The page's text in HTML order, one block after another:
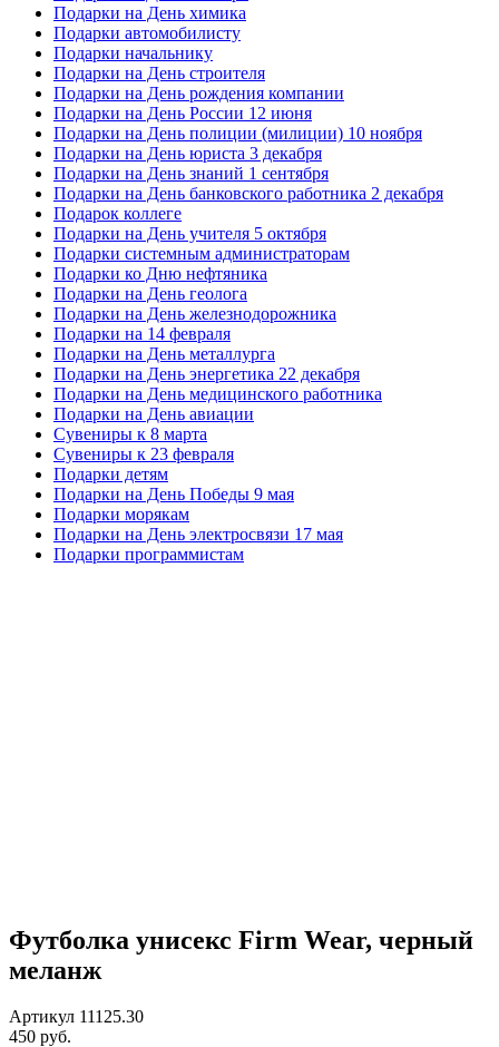
Подарки на День химика
Подарки автомобилисту
Подарки начальнику
Подарки на День строителя
Подарки на День рождения компании
Подарки на День России 12 июня
Подарки на День полиции (милиции) 10 ноября
Подарки на День юриста 3 декабря
Подарки на День знаний 1 сентября
Подарки на День банковского работника 2 декабря
Подарок коллеге
Подарки на День учителя 5 октября
Подарки системным администраторам
Подарки ко Дню нефтяника
Подарки на День геолога
Подарки на День железнодорожника
Подарки на 14 февраля
Подарки на День металлурга
Подарки на День энергетика 22 декабря
Подарки на День медицинского работника
Подарки на День авиации
Сувениры к 8 марта
Сувениры к 23 февраля
Подарки детям
Подарки на День Победы 9 мая
Подарки морякам
Подарки на День электросвязи 17 мая
Подарки программистам
Футболка унисекс Firm Wear, черный
меланж
Артикул 11125.30
450 руб.